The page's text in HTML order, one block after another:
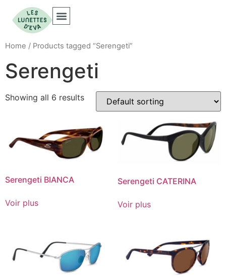
Home / Products tagged “Serengeti”
Serengeti
Showing all 6 results
Serengeti BIANCA
Voir plus
Serengeti CATERINA
Voir plus